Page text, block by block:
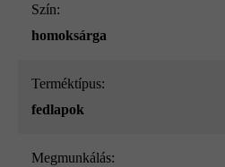
Szín:
homoksárga
Terméktípus:
fedlapok
megmunkálás: